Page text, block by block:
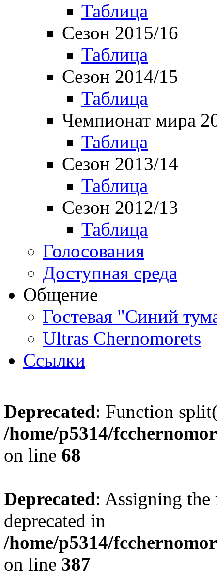
Таблица
Сезон 2015/16
Таблица
Сезон 2014/15
Таблица
Чемпионат мира
Таблица
Сезон 2013/14
Таблица
Сезон 2012/13
Таблица
Голосования
Доступная среда
Общение
Гостевая "Синий
Ultras Chernomorets
Ссылки
Deprecated: Function
/home/p5314/
on line 68
Deprecated: Assigning the
deprecated in
/home/p5314/
on line 387